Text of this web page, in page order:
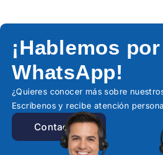
¡Hablemos por
WhatsApp!
¿Quieres conocer más sobre
Escríbenos y recibe atención
Contactar!